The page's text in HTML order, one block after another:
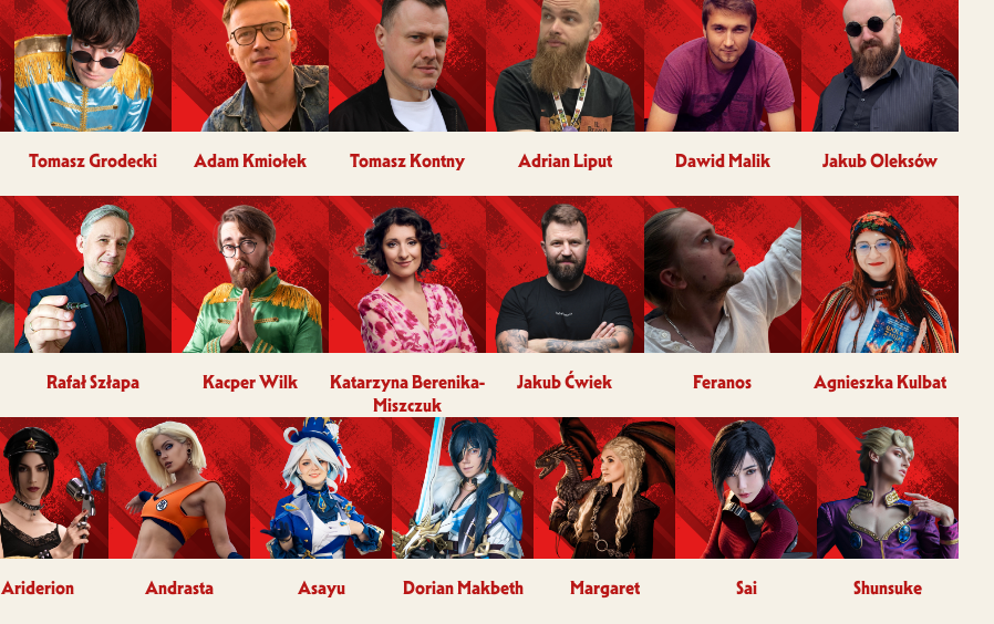
Tomasz Grodecki Adam Kmiołek Tomasz Kontny Adrian Liput Dawid Malik Jakub Oleksów
Rafał Szłapa Kacper Wilk
Katarzyna Berenika-
Miszczuk
Jakub Ćwiek Feranos Agnieszka Kulbat
Ariderion Andrasta Asayu Dorian Makbeth Margaret Sai Shunsuke